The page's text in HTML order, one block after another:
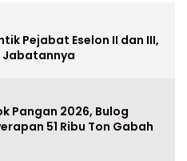
Pejabat Eselon II dan III,
Jabatannya
Pangan 2026, Bulog
51 Ribu Ton Gabah